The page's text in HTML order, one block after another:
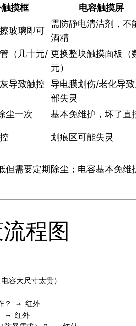
摸框 电容触摸屏
玻璃即可
需防静电清洁剂，不
酒精
（几十元/ 更换整块触摸面板（
元）
导致触控
导电膜划伤/老化导
部失灵
尘一次
基本免维护，坏了直
划痕区可能失灵
但需要定期除尘；电容基本免维
程图
容大尺寸太贵）
？ → 红外
→ 红外